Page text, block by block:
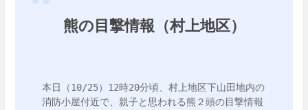
熊の目撃情報（村上地区）
本日（10/25）12時20分頃、村上地区下山田地内の
消防小屋付近で、親子と思われる熊２頭の目撃情報